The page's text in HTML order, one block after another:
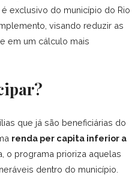
exclusivo do município do Rio
visando reduzir as
em um cálculo mais
que já são beneficiárias do
renda per capita inferior a
o programa prioriza aquelas
dentro do município.